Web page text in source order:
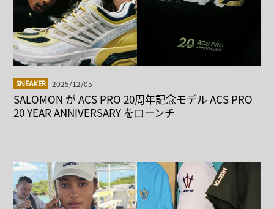
SNEAKER 2025/12/05
SALOMON が ACS PRO 20周年記念モデル ACS PRO
20 YEAR ANNIVERSARY をローンチ